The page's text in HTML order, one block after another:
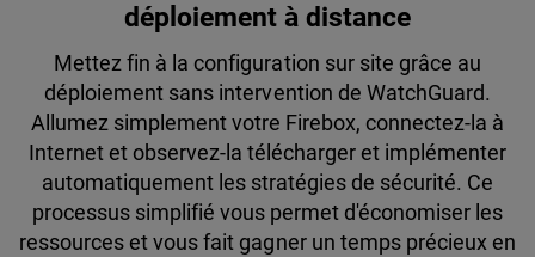
déploiement à distance
Mettez fin à la configuration sur site grâce au
déploiement sans intervention de WatchGuard.
Allumez simplement votre Firebox, connectez-la à
Internet et observez-la télécharger et implémenter
automatiquement les stratégies de sécurité. Ce
processus simplifié vous permet d'économiser les
ressources et vous fait gagner un temps précieux en